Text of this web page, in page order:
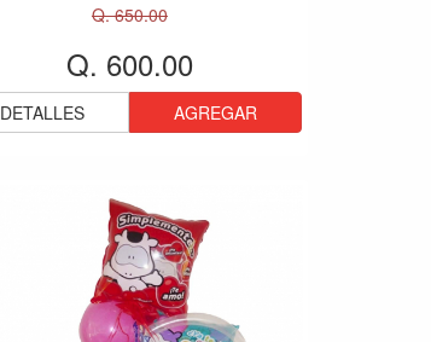
Q. 650.00
Q. 600.00
DETALLES AGREGAR